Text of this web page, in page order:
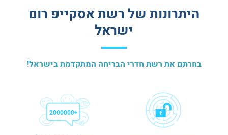
היתרונות של רשת אסקייפ רום
ישראל
בחרתם את רשת חדרי הבריחה המתקדמת בישראל!